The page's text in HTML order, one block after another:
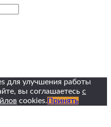
для улучшения работы
вы соглашаетесь с
cookies. Принять